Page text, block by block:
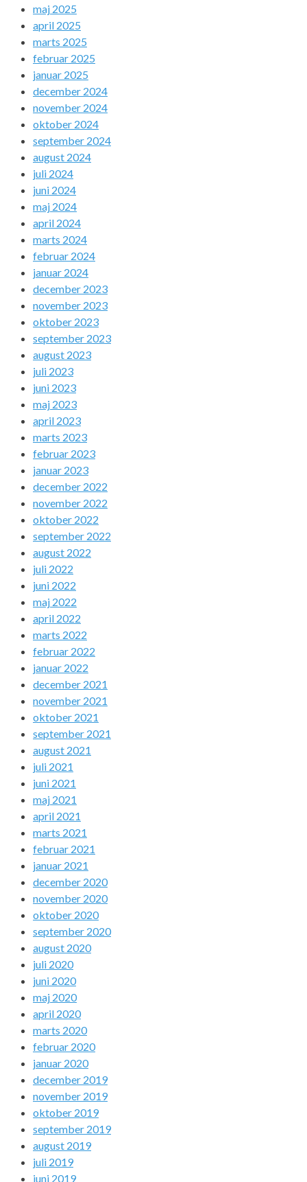
maj 2025
april 2025
marts 2025
februar 2025
januar 2025
december 2024
november 2024
oktober 2024
september 2024
august 2024
juli 2024
juni 2024
maj 2024
april 2024
marts 2024
februar 2024
januar 2024
december 2023
november 2023
oktober 2023
september 2023
august 2023
juli 2023
juni 2023
maj 2023
april 2023
marts 2023
februar 2023
januar 2023
december 2022
november 2022
oktober 2022
september 2022
august 2022
juli 2022
juni 2022
maj 2022
april 2022
marts 2022
februar 2022
januar 2022
december 2021
november 2021
oktober 2021
september 2021
august 2021
juli 2021
juni 2021
maj 2021
april 2021
marts 2021
februar 2021
januar 2021
december 2020
november 2020
oktober 2020
september 2020
august 2020
juli 2020
juni 2020
maj 2020
april 2020
marts 2020
februar 2020
januar 2020
december 2019
november 2019
oktober 2019
september 2019
august 2019
juli 2019
juni 2019